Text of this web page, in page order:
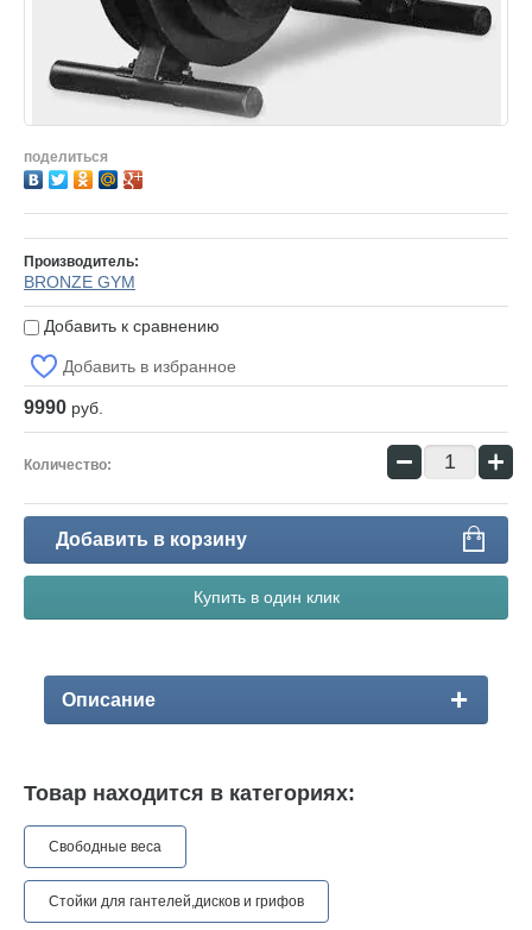
бренды
центр
сайта
для
нам
поделиться
Производитель:
BRONZE GYM
Добавить к сравнению
Добавить в избранное
9990 руб.
Количество: − +
Добавить в корзину
Купить в один клик
Описание
Товар находится в категориях:
Свободные веса
Стойки для гантелей,дисков и грифов